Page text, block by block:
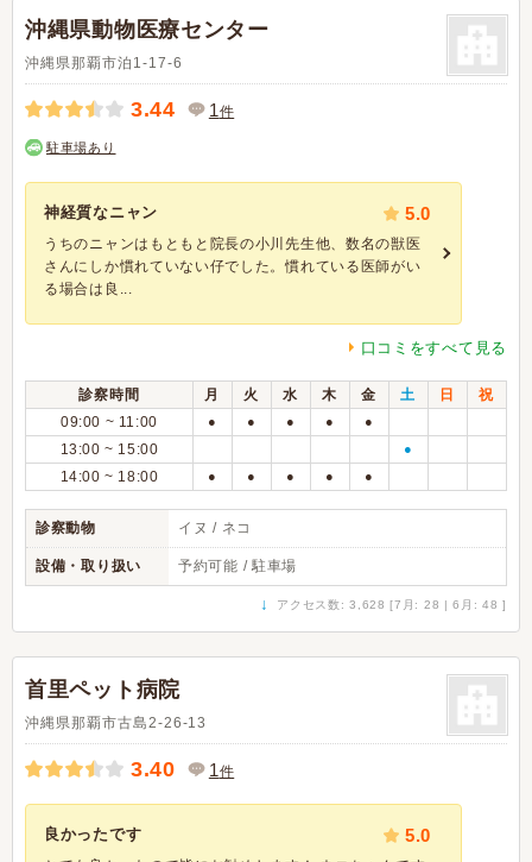
沖縄県動物医療センター
沖縄県那覇市泊1-17-6
3.44 1件
駐車場あり
神経質なニャン 5.0
うちのニャンはもともと院長の小川先生他、数名の獣医
さんにしか慣れていない仔でした。慣れている医師がい
る場合は良...
口コミをすべて見る
診察時間 月 火 水 木 金 土 日
祝
09:00 ~ 11:00
● ● ● ● ●
13:00 ~ 15:00 ●
14:00 ~ 18:00 ● ● ● ● ●
診察動物 イヌ / ネコ
設備・取り扱い 予約可能 / 駐車場
↓ アクセス数: 3,628 [7月: 28 | 6月: 48 ]
首里ペット病院
沖縄県那覇市古島2-26-13
3.40 1件
良かったです 5.0